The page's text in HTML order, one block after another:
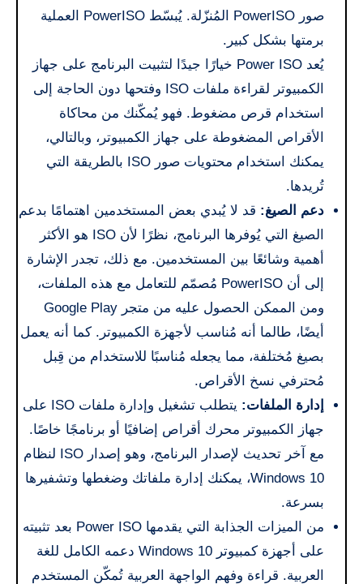
صور PowerISO المُنزّلة. يُبسّط PowerISO العملية
برمتها بشكل كبير.
يُعد Power ISO خيارًا جيدًا لتثبيت البرنامج على جهاز
الكمبيوتر لقراءة ملفات ISO وفتحها دون الحاجة إلى
استخدام قرص مضغوط. فهو يُمكّنك من محاكاة
الأقراص المضغوطة على جهاز الكمبيوتر، وبالتالي،
يمكنك استخدام محتويات صور ISO بالطريقة التي
تُريدها.
دعم الصيغ: قد لا يُبدي بعض المستخدمين اهتمامًا بدعم
الصيغ التي يُوفرها البرنامج، نظرًا لأن ISO هو الأكثر
أهمية وشائعًا بين المستخدمين. مع ذلك، تجدر الإشارة
إلى أن PowerISO مُصمّم للتعامل مع هذه الملفات،
ومن الممكن الحصول عليه من متجر Google Play
أيضًا، طالما أنه مُناسب لأجهزة الكمبيوتر. كما أنه يعمل
بصيغ مُختلفة، مما يجعله مُناسبًا للاستخدام من قِبل
مُحترفي نسخ الأقراص.
إدارة الملفات:
يتطلب تشغيل وإدارة ملفات ISO على
جهاز الكمبيوتر محرك أقراص إضافيًا أو برنامجًا خاصًا.
مع آخر تحديث لإصدار البرنامج، وهو إصدار ISO لنظام
Windows 10، يمكنك إدارة ملفاتك وضغطها وتشفيرها
بسرعة.
من الميزات الجذابة التي يقدمها Power ISO بعد تثبيته
على أجهزة كمبيوتر Windows 10 دعمه الكامل للغة
العربية. قراءة وفهم الواجهة العربية تُمكّن المستخدم